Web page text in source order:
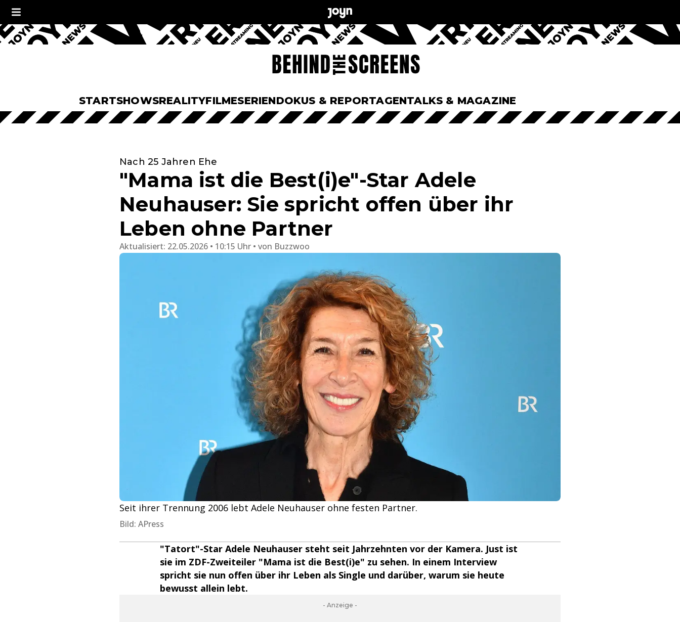
STARTSHOWSREALITYFILMESERIENDOKUS & REPORTAGENTALKS & MAGAZINE
Nach 25 Jahren Ehe
"Mama ist die Best(i)e"-Star Adele
Neuhauser: Sie spricht offen über ihr
Leben ohne Partner
Aktualisiert: 22.05.2026 • 10:15 Uhr von Buzzwoo
Seit ihrer Trennung 2006 lebt Adele Neuhauser ohne festen Partner.
Bild: APress
"Tatort"-Star Adele Neuhauser steht seit Jahrzehnten vor der Kamera. Just ist
sie im ZDF-Zweiteiler "Mama ist die Best(i)e" zu sehen. In einem Interview
spricht sie nun offen über ihr Leben als Single und darüber, warum sie heute
bewusst allein lebt.
- Anzeige -